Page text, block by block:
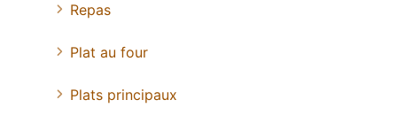
Repas
Plat au four
Plats principaux